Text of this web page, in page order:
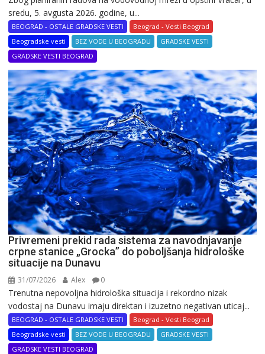
sredu, 5. avgusta 2026. godine, u...
BEOGRAD - OSTALE GRADSKE VESTI
Beograd - Vesti Beograd
Beogradske vesti
BEZ VODE U BEOGRADU
GRADSKE VESTI
GRADSKE VESTI BEOGRAD
Privremeni prekid rada sistema za navodnjavanje
crpne stanice „Grocka” do poboljšanja hidrološke
situacije na Dunavu
31/07/2026 Alex 0
Trenutna nepovoljna hidrološka situacija i rekordno nizak
vodostaj na Dunavu imaju direktan i izuzetno negativan uticaj...
BEOGRAD - OSTALE GRADSKE VESTI
Beograd - Vesti Beograd
Beogradske vesti
BEZ VODE U BEOGRADU
GRADSKE VESTI
GRADSKE VESTI BEOGRAD